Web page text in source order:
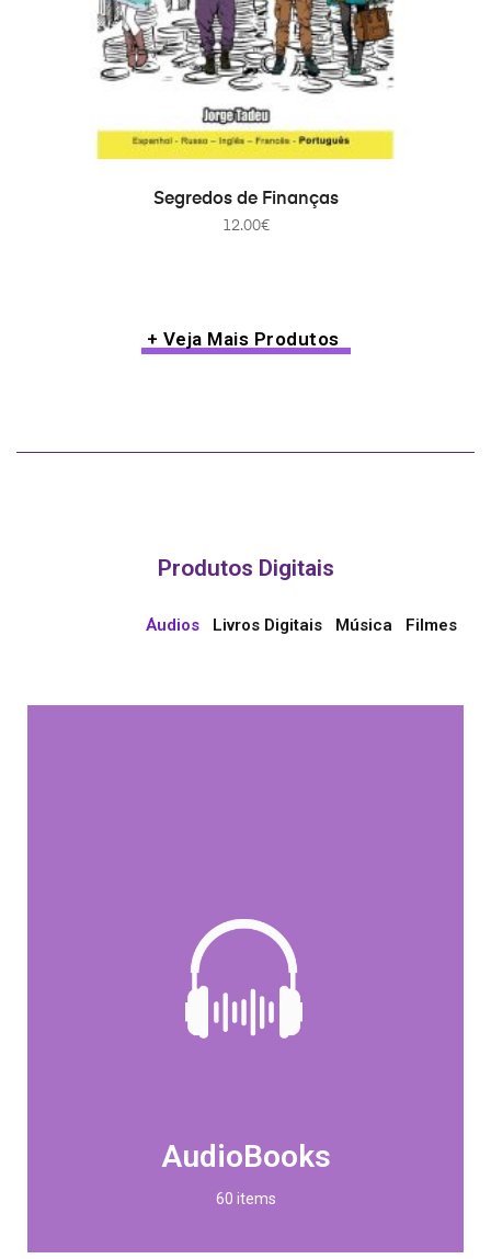
ADICIONAR
Segredos de Finanças
12.00€
+ Veja Mais Produtos
Produtos Digitais
Áudios Livros Digitais Música Filmes
AudioBooks
60 items